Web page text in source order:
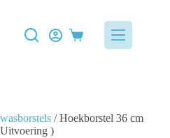
/ Hoekborstel 36 cm
)